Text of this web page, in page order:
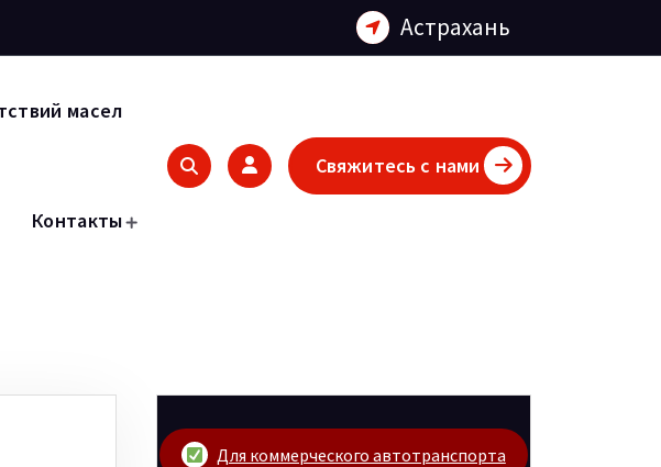
Астрахань
масел
Контакты
Свяжитесь с нами
Для коммерческого автотранспорта